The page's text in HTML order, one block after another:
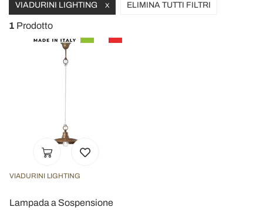
VIADURINI LIGHTING X ELIMINA TUTTI FILTRI
1 Prodotto
VIADURINI LIGHTING
Lampada a Sospensione